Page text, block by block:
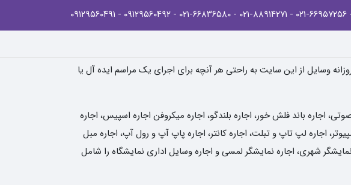
- ۰۲۱-۸۸۹۱۴۲۷۱ - ۰۲۱-۶۶۸۳۶۵۸۰ - ۰۹۱۲۹۵۶۰۴۹۲ - ۰۹۱۲۹۵۶۰۴۹۱
وسایل از این سایت به راحتی هر آنچه برای اجرای یک مراسم ایده آل یا
اجاره باند فلش خور، اجاره بلندگو، اجاره میکروفن اجاره اسپیس، اجاره
اجاره لپ تاپ و تبلت، اجاره کانتر، اجاره پاپ آپ و رول آپ، اجاره مبل
شهری، اجاره نمایشگر لمسی و اجاره وسایل اداری نمایشگاه را شامل